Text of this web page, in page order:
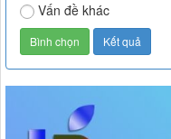
Vấn đề khác